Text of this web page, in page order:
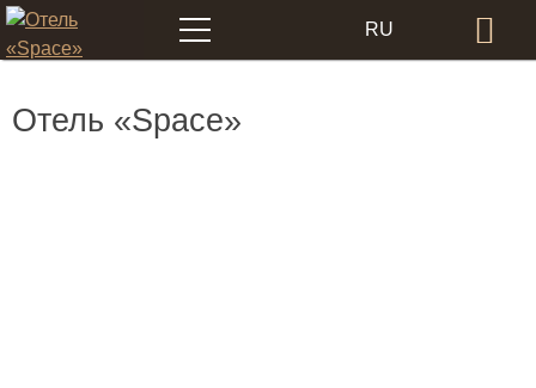
Меню RU
Отель «Space»